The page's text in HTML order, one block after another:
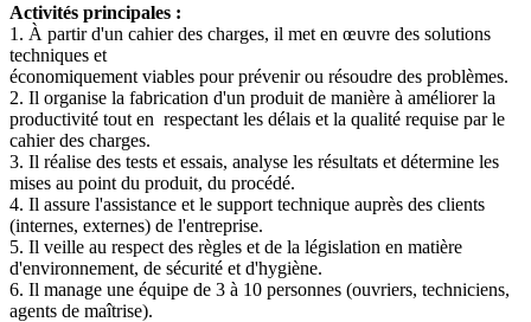
Activités principales :
1. À partir d'un cahier des charges, il met en œuvre des solutions
techniques et
économiquement viables pour prévenir ou résoudre des problèmes.
2. Il organise la fabrication d'un produit de manière à améliorer la
productivité tout en respectant les délais et la qualité requise par le
cahier des charges.
3. Il réalise des tests et essais, analyse les résultats et détermine les
mises au point du produit, du procédé.
4. Il assure l'assistance et le support technique auprès des clients
(internes, externes) de l'entreprise.
5. Il veille au respect des règles et de la législation en matière
d'environnement, de sécurité et d'hygiène.
6. Il manage une équipe de 3 à 10 personnes (ouvriers, techniciens,
agents de maîtrise).